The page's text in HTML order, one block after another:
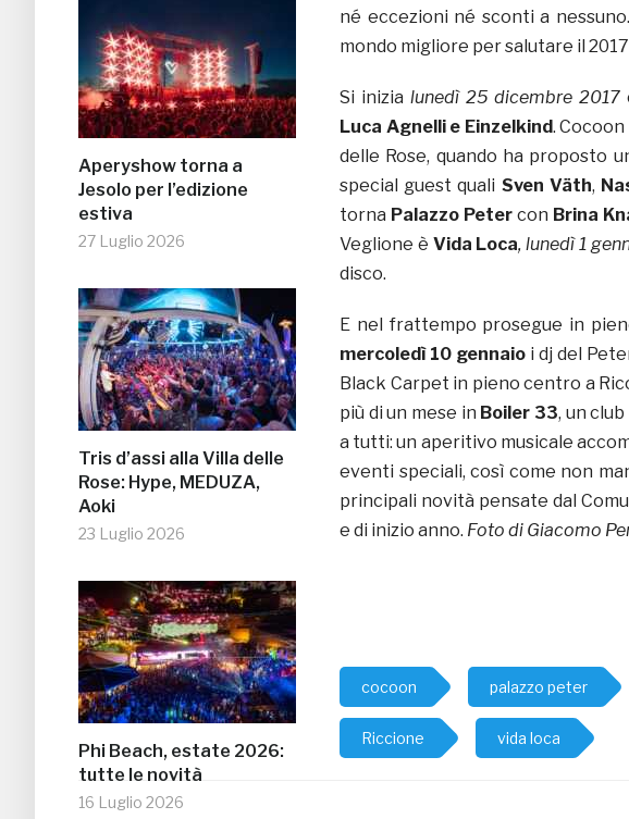
Aperyshow torna a
Jesolo per l’edizione
estiva
27 Luglio 2026
Tris d’assi alla Villa delle
Rose: Hype, MEDUZA,
Aoki
23 Luglio 2026
Phi Beach, estate 2026:
tutte le novità
16 Luglio 2026
né eccezioni né sconti a
mondo migliore per salutare il
Si inizia lunedì 25 dicembre 2017
Luca Agnelli e Einzelkind.
delle Rose, quando ha proposto
special guest quali Sven Väth,
torna Palazzo Peter con Brina
Veglione è Vida Loca, lunedì 1
disco.
E nel frattempo prosegue in
mercoledì 10 gennaio i dj del
Black Carpet in pieno centro a
più di un mese in Boiler 33, un
a tutti: un aperitivo musicale
eventi speciali, così come non
principali novità pensate dal
e di inizio anno. Foto di Giacomo
cocoon palazzo peter
Riccione vida loca